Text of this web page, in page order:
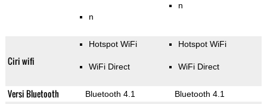
n
n
Ciri wifi
Hotspot WiFi
WiFi Direct
Hotspot WiFi
WiFi Direct
Versi Bluetooth Bluetooth 4.1 Bluetooth 4.1